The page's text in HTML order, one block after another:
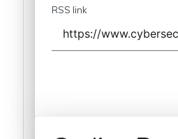
RSS link